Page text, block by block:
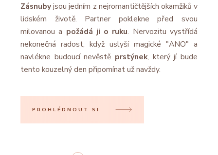
Zásnubyjsou jedním z nejromantičtějších okamžiků v
lidském životě. Partner poklekne před svou
milovanou a požádá ji o ruku. Nervozitu vystřídá
nekonečná radost, když uslyší magické "ANO" a
navlékne budoucí nevěstě prstýnek, který jí bude
tento kouzelný den připomínat už navždy.
PROHLÉDNOUT SI